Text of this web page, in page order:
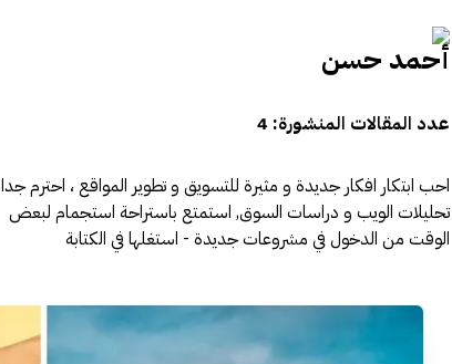
أحمد حسن
عدد المقالات المنشورة: 4
احب ابتكار افكار جديدة و مثيرة للتسويق و تطوير المواقع ، احترم جدا
تحليلات الويب و دراسات السوق, استمتع باستراحة استجمام لبعض
الوقت من الدخول في مشروعات جديدة - استغلها في الكتابة